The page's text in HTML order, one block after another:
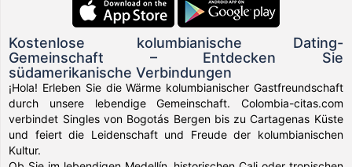
Kostenlose kolumbianische Dating-
Gemeinschaft – Entdecken Sie
südamerikanische Verbindungen
¡Hola! Erleben Sie die Wärme kolumbianischer Gastfreundschaft
durch unsere lebendige Gemeinschaft. Colombia-citas.com
verbindet Singles von Bogotás Bergen bis zu Cartagenas Küste
und feiert die Leidenschaft und Freude der kolumbianischen
Kultur.